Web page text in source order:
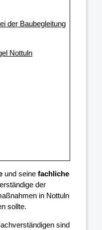
der Baubegleitung
Nottuln
und seine fachliche
der
in Nottuln
sollte.
sind